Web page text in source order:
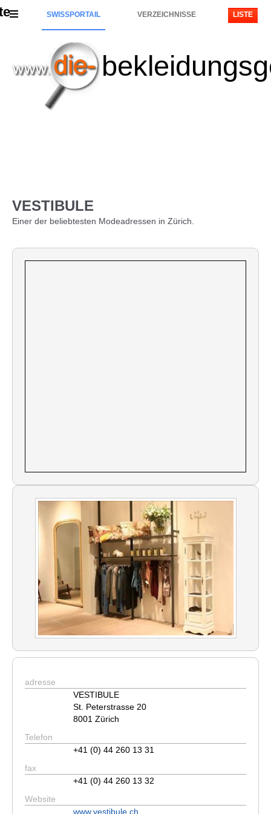
SWISSPORTAIL VERZEICHNISSE LISTE
VESTIBULE
Einer der beliebtesten Modeadressen in Zürich.
adresse
VESTIBULE
St. Peterstrasse 20
8001 Zürich
Telefon
+41 (0) 44 260 13 31
fax
+41 (0) 44 260 13 32
Website
www.vestibule.ch